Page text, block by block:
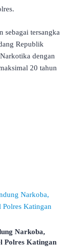
sebagai tersangka
Republik
dengan
20 tahun
Narkoba,
Polres Katingan